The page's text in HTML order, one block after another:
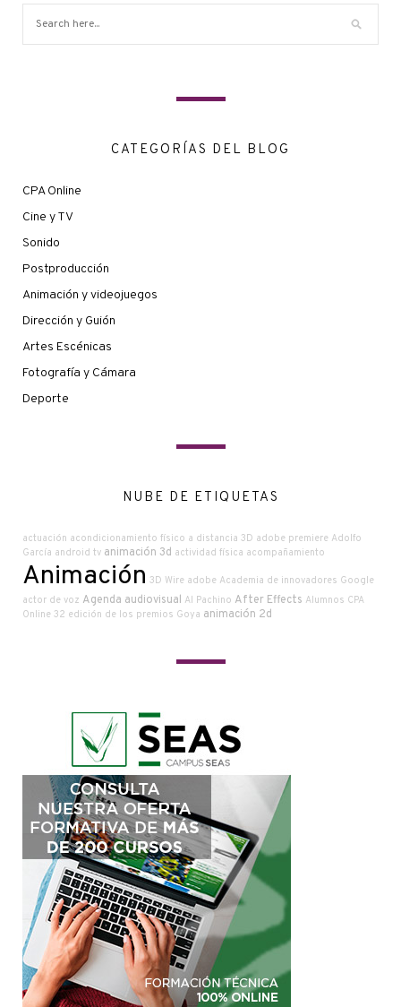
CATEGORÍAS DEL BLOG
CPA Online
Cine y TV
Sonido
Postproducción
Animación y videojuegos
Dirección y Guión
Artes Escénicas
Fotografía y Cámara
Deporte
NUBE DE ETIQUETAS
actuación acondicionamiento físico a distancia 3D adobe premiere Adolfo
García android tv animación 3d actividad física acompañamiento
Animación 3D Wire adobe Academia de innovadores Google
actor de voz Agenda audiovisual Al Pachino After Effects Alumnos CPA
Online 32 edición de los premios Goya animación 2d